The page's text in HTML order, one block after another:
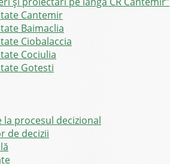
Cantemir
Baimaclia
Ciobalaccia
Cociulia
Gotesti
procesul decizional
de decizii